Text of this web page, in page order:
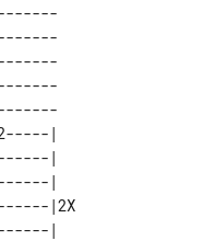
2-----|
|
|
|2X
|